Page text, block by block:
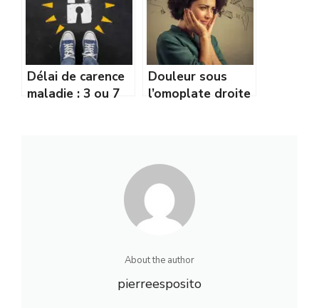
naturelles
Délai de carence
maladie : 3 ou 7
Douleur sous
l’omoplate droite
About the author
pierreesposito